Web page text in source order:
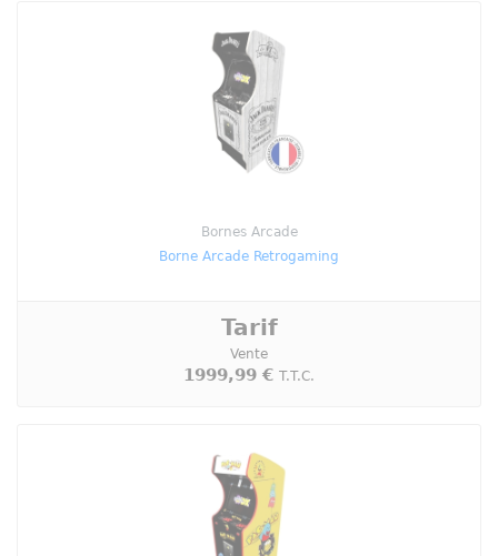
Bornes Arcade
Borne Arcade Retrogaming
Tarif
Vente
1999,99 € T.T.C.